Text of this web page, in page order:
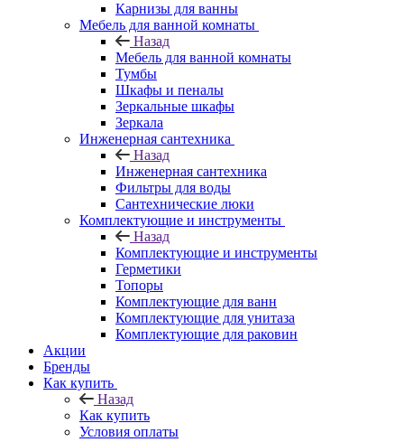
Карнизы для ванны
Мебель для ванной комнаты
Назад
Мебель для ванной комнаты
Тумбы
Шкафы и пеналы
Зеркальные шкафы
Зеркала
Инженерная сантехника
Назад
Инженерная сантехника
Фильтры для воды
Сантехнические люки
Комплектующие и инструменты
Назад
Комплектующие и инструменты
Герметики
Топоры
Комплектующие для ванн
Комплектующие для унитаза
Комплектующие для раковин
Акции
Бренды
Как купить
Назад
Как купить
Условия оплаты